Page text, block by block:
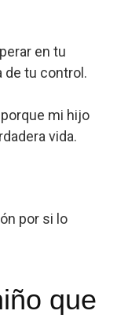
en tu
de tu control.
mi hijo
vida.
por si lo
que